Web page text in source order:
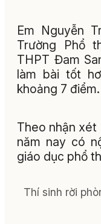
Em Nguyễn
Trường Phổ
THPT Đam
làm bài tốt
khoảng 7 điểm.
Theo nhận xét
năm nay có
giáo dục phổ
Thí sinh rời